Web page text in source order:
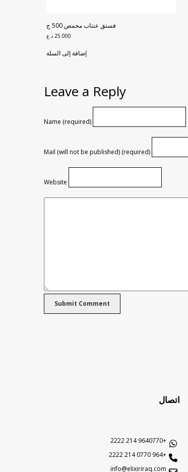
فستق عنتاب محمص 500 ج
25.000 د.ع
إضافة إلى السلة
Leave a Reply
Name (required)
Mail (will not be published) (required)
Website
اتصال
+9640770 214 2222
+964 0770 214 2222
info@elixiriraq.com